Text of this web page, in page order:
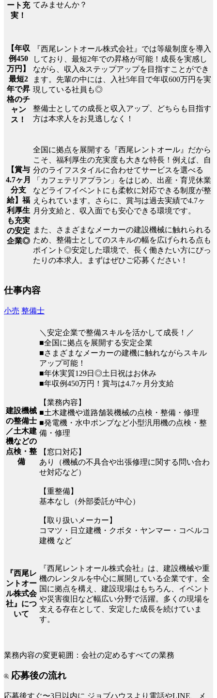
ート充
実！
てみませんか？
【年収
例450
万円】
最短2
年で昇
格のチ
ャン
ス！
『西尾レントオール株式会社』では等級制度を導入
しており、最短2年での昇格が可能！成長を実感し
ながら、収入&ステップアップを目指すことができ
ます。先輩の中には、入社5年目で年収600万円を実
現している社員も◎
整備士としての成長と収入アップ、どちらも目指す
方は本求人をお見逃しなく！
【賞与
4.7ヶ月
分支
給】福
利厚生
も充実
の安定
企業◎
全国に拠点を展開する『西尾レントオール』だから
こそ、福利厚生の充実度も大きな特長！例えば、自
分のライフスタイルに合わせてサービスを選べる
「カフェテリアプラン」をはじめ、出産・育児休業
などライフイベントにも柔軟に対応できる制度が整
えられています。さらに、賞与は過去実績で4.7ヶ
月分支給と、収入面でも安心できる環境です。
また、さまざまなメーカーの建設機械に触れられる
ため、整備士としてのスキルの幅を広げられる点も
ポイント◎安定した環境で、長く働きたい方にぴっ
たりの本求人。まずはぜひご応募ください！
仕事内容
小売 整備士
建設機械
の整備士
／土木建
機などの
点検・整
備
＼安定企業で整備スキルを活かして成長！／
■全国に拠点を展開する安定企業
■さまざまなメーカーの建機に触れながらスキル
アップ可能！
■年休実質129日◎土日祝はお休み
■年収例450万円！賞与は4.7ヶ月分支給
【業務内容】
■土木建機や道路舗装機械の点検・整備・修理
■発電機・水中ポンプなど小型汎用機の点検・整
備・修理
【窓口対応】
あり（機械の不具合や出張修理に関する問い合わ
せ対応など）
【重整備】
基本なし（外部委託が中心）
【取り扱いメーカー】
コマツ・日立建機・クボタ・ヤンマー・コベルコ
建機 など
『西尾レ
ントオー
ル株式会
社』につ
いて
『西尾レントオール株式会社』は、建設機械や重
機のレンタルを中心に展開している企業です。全
国に拠点を構え、建設現場はもちろん、イベント
や災害復旧など幅広い分野で活躍。多くの現場を
支える存在として、安定した成長を続けていま
す。
業務内容の変更範囲：会社の定めるすべての業務
応募後の流れ
応募後すぐ〜3日以内に ジョブハウスより電話やLINE、メ